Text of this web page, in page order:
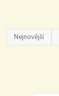
Nejnovější